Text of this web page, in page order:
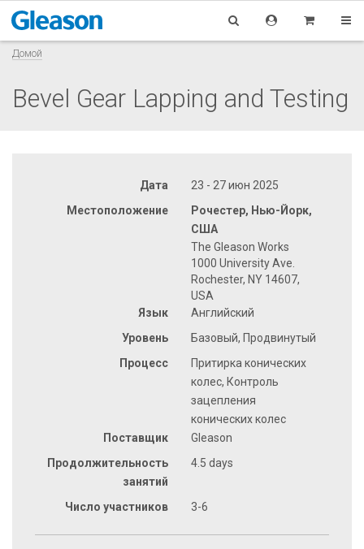
Домой
Bevel Gear Lapping and Testing
Дата
23 - 27 июн 2025
Местоположение
Рочестер, Нью-Йорк,
США
The Gleason Works
1000 University Ave.
Rochester, NY 14607,
USA
Язык
Английский
Уровень
Базовый, Продвинутый
Процесс
Притирка конических
колес, Контроль
зацепления
конических колес
Поставщик
Gleason
Продолжительность
занятий
4.5 days
Число участников 3-6